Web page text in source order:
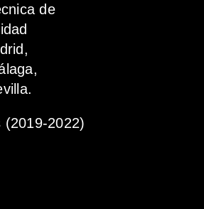
de
(2019-2022)